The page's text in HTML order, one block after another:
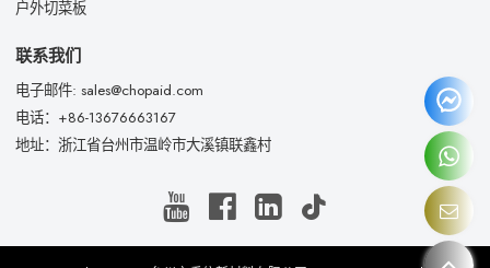
户外切菜板
联系我们
电子邮件: sales@chopaid.com
电话：+86-13676663167
地址：浙江省台州市温岭市大溪镇联鑫村